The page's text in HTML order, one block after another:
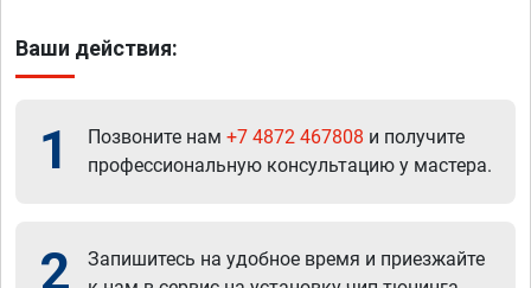
Ваши действия:
1 Позвоните нам +7 4872 467808 и получите
профессиональную консультацию у мастера.
2
Запишитесь на удобное время и приезжайте